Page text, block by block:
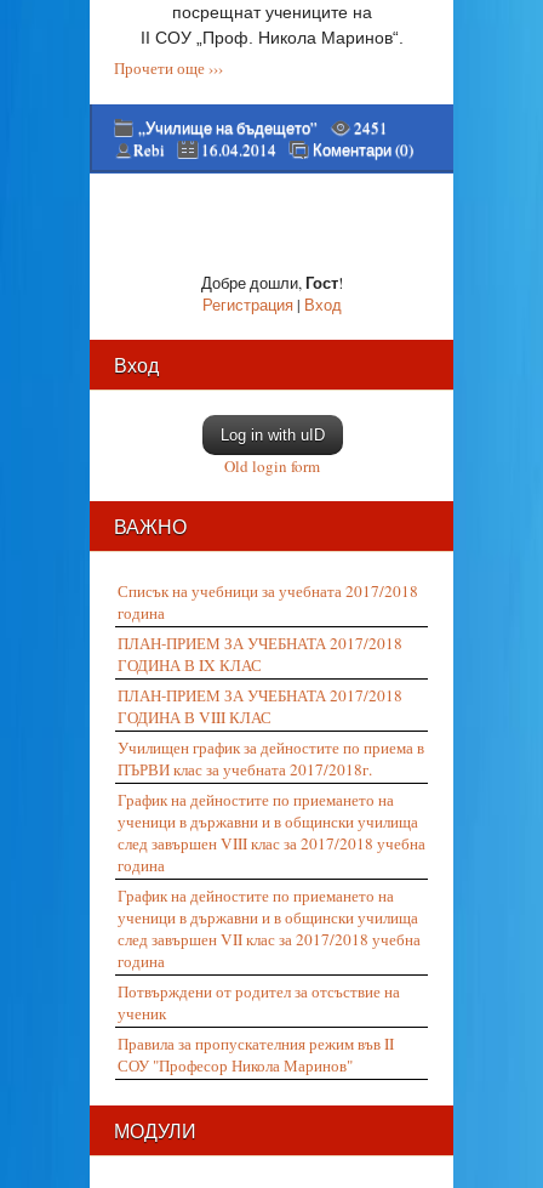
посрещнат учениците на
II СОУ „Проф. Никола Маринов“.
Прочети още ›››
„Училище на бъдещето”
2451
Rebi
16.04.2014 Коментари (0)
Добре дошли,Гост!
Регистрация| Вход
Вход
Log in with uID
Old login form
ВАЖНО
Списък на учебници за учебната 2017/2018
година
ПЛАН-ПРИЕМ ЗА УЧЕБНАТА 2017/2018
ГОДИНА В IX КЛАС
ПЛАН-ПРИЕМ ЗА УЧЕБНАТА 2017/2018
ГОДИНА В VIII КЛАС
Училищен график за дейностите по приема в
ПЪРВИ клас за учебната 2017/2018г.
График на дейностите по приемането на
ученици в държавни и в общински училища
след завършен VIII клас за 2017/2018 учебна
година
График на дейностите по приемането на
ученици в държавни и в общински училища
след завършен VII клас за 2017/2018 учебна
година
Потвърждени от родител за отсъствие на
ученик
Правила за пропускателния режим във II
СОУ "Професор Никола Маринов"
МОДУЛИ